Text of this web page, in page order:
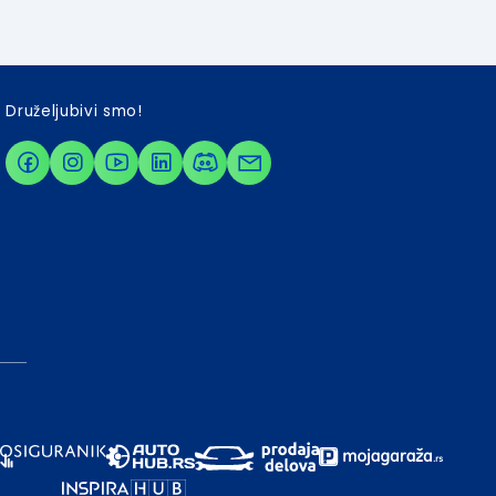
Druželjubivi smo!